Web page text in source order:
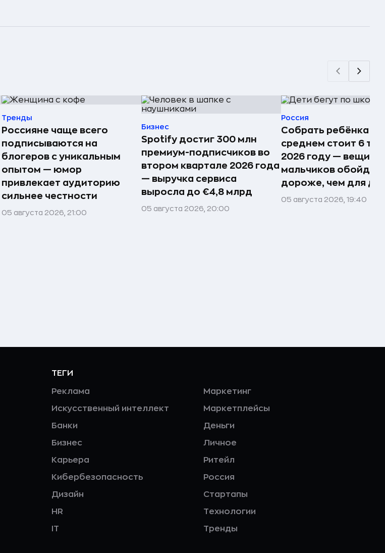
Тренды
Россияне чаще всего
подписываются на
блогеров с уникальным
опытом — юмор
привлекает аудиторию
сильнее честности
05 августа 2026, 21:00
Бизнес
Spotify достиг 300 млн
премиум-подписчиков во
втором квартале 2026 года
— выручка сервиса
выросла до €4,8 млрд
05 августа 2026, 20:00
Россия
Собрать ребёнка в
среднем стоит 6
2026 году — вещи
мальчиков
дороже, чем для
05 августа 2026, 19:40
ТЕГИ
Реклама
Искусственный интеллект
Банки
Бизнес
Карьера
Кибербезопасность
Дизайн
HR
IT
Маркетинг
Маркетплейсы
Деньги
Личное
Ритейл
Россия
Стартапы
Технологии
Тренды